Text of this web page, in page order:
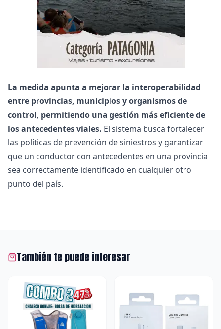
La medida apunta a mejorar la interoperabilidad
entre provincias, municipios y organismos de
control, permitiendo una gestión más eficiente de
los antecedentes viales. El sistema busca fortalecer
las políticas de prevención de siniestros y garantizar
que un conductor con antecedentes en una provincia
sea correctamente identificado en cualquier otro
punto del país.
También te puede interesar